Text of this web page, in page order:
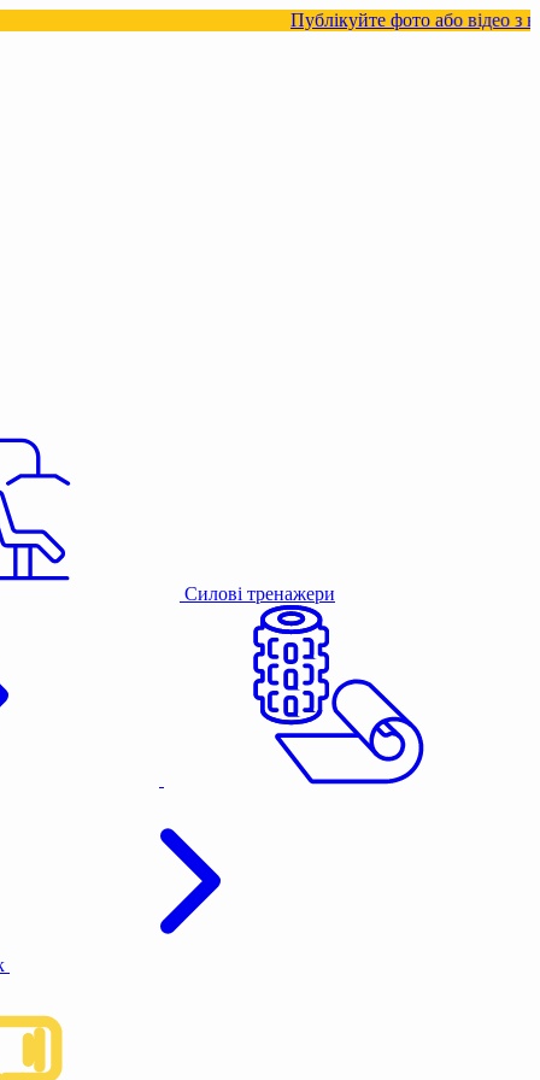
Публікуйте фото або відео з нашими
Силові тренажери